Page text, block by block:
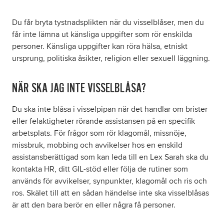
Du får bryta tystnadsplikten när du visselblåser, men du
får inte lämna ut känsliga uppgifter som rör enskilda
personer. Känsliga uppgifter kan röra hälsa, etniskt
ursprung, politiska åsikter, religion eller sexuell läggning.
NÄR SKA JAG INTE VISSELBLÅSA?
Du ska inte blåsa i visselpipan när det handlar om brister
eller felaktigheter rörande assistansen på en specifik
arbetsplats. För frågor som rör klagomål, missnöje,
missbruk, mobbing och avvikelser hos en enskild
assistansberättigad som kan leda till en Lex Sarah ska du
kontakta HR, ditt GIL-stöd eller följa de rutiner som
används för avvikelser, synpunkter, klagomål och ris och
ros. Skälet till att en sådan händelse inte ska visselblåsas
är att den bara berör en eller några få personer.